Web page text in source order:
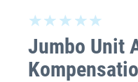
Jumbo Unit